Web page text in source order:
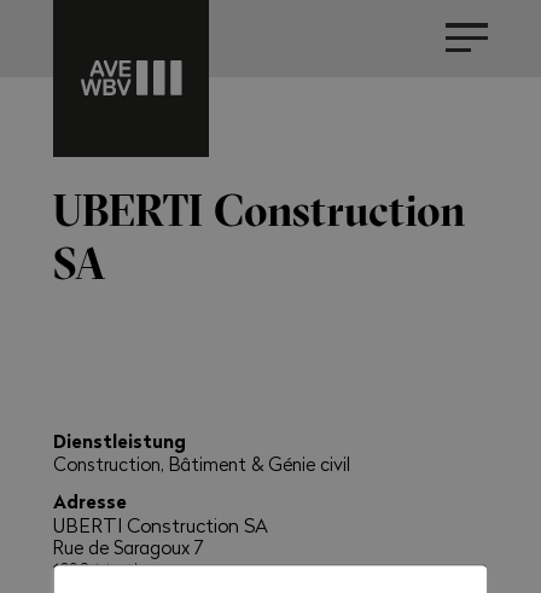
UBERTI Construction
SA
Dienstleistung
Construction, Bâtiment & Génie civil
Adresse
UBERTI Construction SA
Rue de Saragoux 7
1920 Martigny